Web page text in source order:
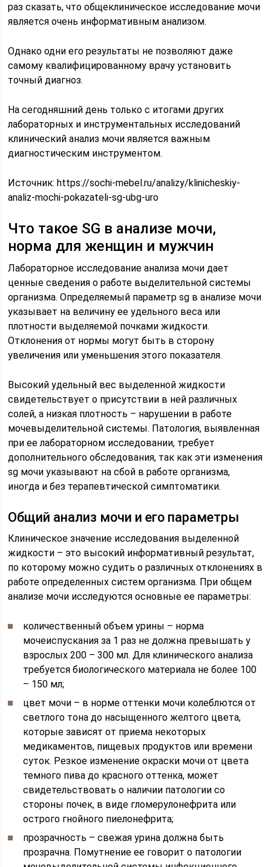
раз сказать, что общеклиническое исследование мочи
является очень информативным анализом.
Однако одни его результаты не позволяют даже
самому квалифицированному врачу установить
точный диагноз.
На сегодняшний день только с итогами других
лабораторных и инструментальных исследований
клинический анализ мочи является важным
диагностическим инструментом.
Источник:https://sochi-mebel.ru/analizy/klinicheskiy-
analiz-mochi-pokazateli-sg-ubg-uro
Что такое SG в анализе мочи,
норма для женщин и мужчин
Лабораторное исследование анализа мочи дает
ценные сведения о работе выделительной системы
организма. Определяемый параметр sg в анализе мочи
указывает на величину ее удельного веса или
плотности выделяемой почками жидкости.
Отклонения от нормы могут быть в сторону
увеличения или уменьшения этого показателя.
Высокий удельный вес выделенной жидкости
свидетельствует о присутствии в ней различных
солей, а низкая плотность – нарушении в работе
мочевыделительной системы. Патология, выявленная
при ее лабораторном исследовании, требует
дополнительного обследования, так как эти изменения
sg мочи указывают на сбой в работе организма,
иногда и без терапевтической симптоматики.
Общий анализ мочи и его параметры
Клиническое значение исследования выделенной
жидкости – это высокий информативный результат,
по которому можно судить о различных отклонениях в
работе определенных систем организма. При общем
анализе мочи исследуются основные ее параметры:
количественный объем урины – норма
мочеиспускания за 1 раз не должна превышать у
взрослых 200 – 300 мл. Для клинического анализа
требуется биологического материала не более 100
– 150 мл;
цвет мочи – в норме оттенки мочи колеблются от
светлого тона до насыщенного желтого цвета,
которые зависят от приема некоторых
медикаментов, пищевых продуктов или времени
суток. Резкое изменение окраски мочи от цвета
темного пива до красного оттенка, может
свидетельствовать о наличии патологии со
стороны почек, в виде гломерулонефрита или
острого гнойного пиелонефрита;
прозрачность – свежая урина должна быть
прозрачна. Помутнение ее говорит о патологии